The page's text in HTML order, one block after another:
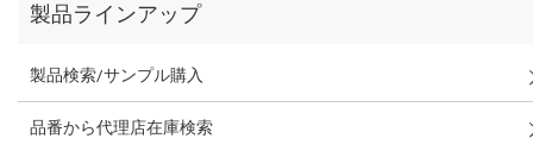
製品ラインアップ
製品検索/サンプル購入
品番から代理店在庫検索